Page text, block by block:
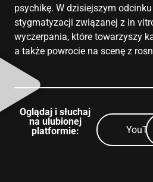
psychikę. W dzisiejszym
stygmatyzacji związanej z in
wyczerpania, które towarzyszy
a także powrocie na scenę z
Oglądaj i słuchaj
na ulubionej
platformie: